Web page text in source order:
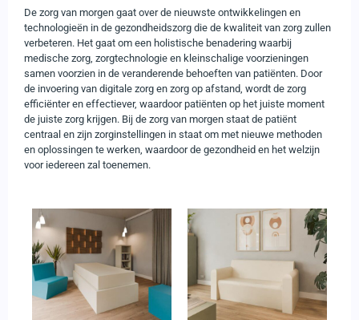
De zorg van morgen gaat over de nieuwste ontwikkelingen en
technologieën in de gezondheidszorg die de kwaliteit van zorg zullen
verbeteren. Het gaat om een holistische benadering waarbij
medische zorg, zorgtechnologie en kleinschalige voorzieningen
samen voorzien in de veranderende behoeften van patiënten. Door
de invoering van digitale zorg en zorg op afstand, wordt de zorg
efficiënter en effectiever, waardoor patiënten op het juiste moment
de juiste zorg krijgen. Bij de zorg van morgen staat de patiënt
centraal en zijn zorginstellingen in staat om met nieuwe methoden
en oplossingen te werken, waardoor de gezondheid en het welzijn
voor iedereen zal toenemen.